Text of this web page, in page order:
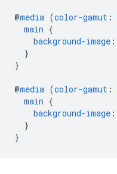
@media (color-gamut :
main {
background-image :
}
}
@media (color-gamut :
main {
background-image :
}
}